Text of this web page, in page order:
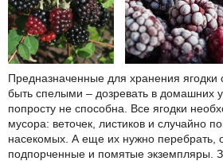
Предназначенные для хранения ягодки
быть спелыми – дозревать в домашних
попросту не способна. Все ягодки
мусора: веточек, листиков и случайно
насекомых. А еще их нужно перебрать,
подпорченные и помятые экземпляры.